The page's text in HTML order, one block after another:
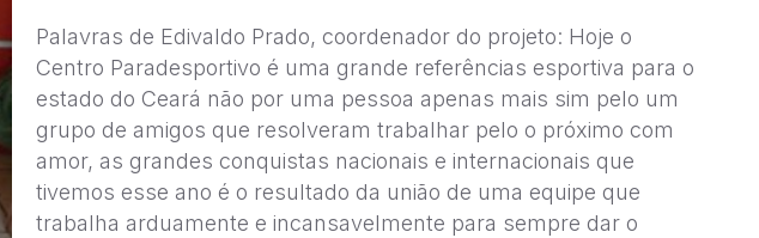
Palavras de Edivaldo Prado, coordenador do projeto: Hoje o
Centro Paradesportivo é uma grande referências esportiva para o
estado do Ceará não por uma pessoa apenas mais sim pelo um
grupo de amigos que resolveram trabalhar pelo o próximo com
amor, as grandes conquistas nacionais e internacionais que
tivemos esse ano é o resultado da união de uma equipe que
trabalha arduamente e incansavelmente para sempre dar o